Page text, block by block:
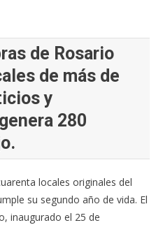
de Rosario
de más de
y
280
locales originales del
su segundo año de vida. El
inaugurado el 25 de